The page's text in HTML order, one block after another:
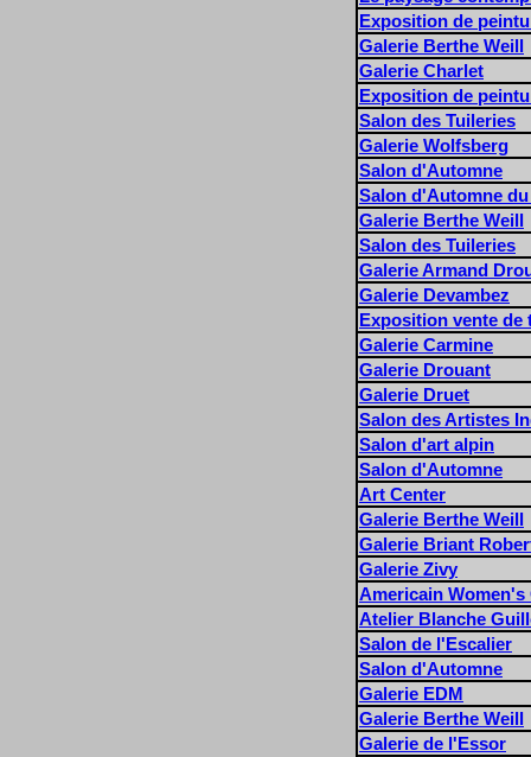
Exposition de
Galerie Berthe Weill
Galerie Charlet
Exposition de
Salon des Tuileries
Galerie Wolfsberg
Salon d'Automne
Salon d'Automne
Galerie Berthe Weill
Salon des Tuileries
Galerie Armand
Galerie Devambez
Exposition vente de
Galerie Carmine
Galerie Drouant
Galerie Druet
Salon des Artistes
Salon d'art alpin
Salon d'Automne
Art Center
Galerie Berthe Weill
Galerie Briant
Galerie Zivy
Americain Women's
Atelier Blanche
Salon de l'Escalier
Salon d'Automne
Galerie EDM
Galerie Berthe Weill
Galerie de l'Essor